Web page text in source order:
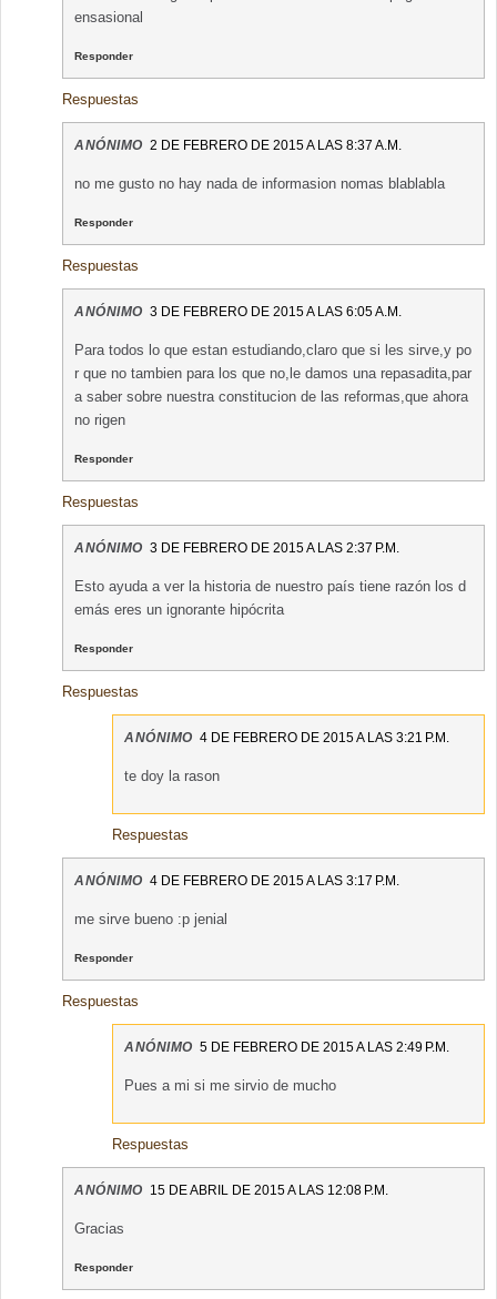
ensasional
Responder
Respuestas
ANÓNIMO 2 DE FEBRERO DE 2015 A LAS 8:37 A.M.
no me gusto no hay nada de informasion nomas blablabla
Responder
Respuestas
ANÓNIMO 3 DE FEBRERO DE 2015 A LAS 6:05 A.M.
Para todos lo que estan estudiando,claro que si les sirve,y po
r que no tambien para los que no,le damos una repasadita,par
a saber sobre nuestra constitucion de las reformas,que ahora
no rigen
Responder
Respuestas
ANÓNIMO 3 DE FEBRERO DE 2015 A LAS 2:37 P.M.
Esto ayuda a ver la historia de nuestro país tiene razón los d
emás eres un ignorante hipócrita
Responder
Respuestas
ANÓNIMO 4 DE FEBRERO DE 2015 A LAS 3:21 P.M.
te doy la rason
Respuestas
ANÓNIMO 4 DE FEBRERO DE 2015 A LAS 3:17 P.M.
me sirve bueno :p jenial
Responder
Respuestas
ANÓNIMO 5 DE FEBRERO DE 2015 A LAS 2:49 P.M.
Pues a mi si me sirvio de mucho
Respuestas
ANÓNIMO 15 DE ABRIL DE 2015 A LAS 12:08 P.M.
Gracias
Responder